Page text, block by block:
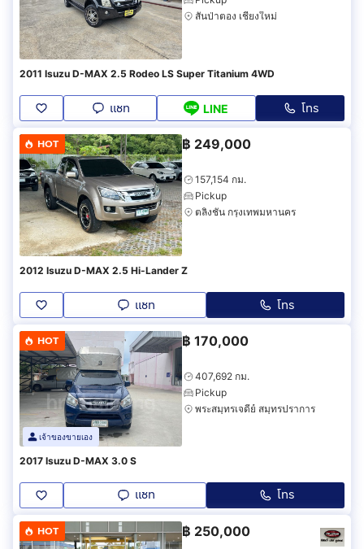
สันป่าตอง เชียงใหม่
2011 Isuzu D-MAX 2.5 Rodeo LS Super Titanium 4WD
แชท LINE โทร
HOT ฿ 249,000
157,154 กม.
Pickup
ตลิ่งชัน กรุงเทพมหานคร
2012 Isuzu D-MAX 2.5 Hi-Lander Z
แชท โทร
HOT
เจ้าของขายเอง
฿ 170,000
407,692 กม.
Pickup
พระสมุทรเจดีย์ สมุทรปราการ
2017 Isuzu D-MAX 3.0 S
แชท โทร
HOT ฿ 250,000